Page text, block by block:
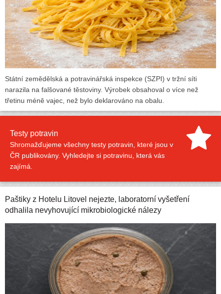
Státní zemědělská a potravinářská inspekce (SZPI) v tržní síti
narazila na falšované těstoviny. Výrobek obsahoval o více než
třetinu méně vajec, než bylo deklarováno na obalu.
Testy potravin
Shromažďujeme všechny testy potravin, které jsou v
ČR publikovány. Vyhledejte si potravinu, která vás
zajímá.
Paštiky z Hotelu Litovel nejezte, laboratorní vyšetření
odhalila nevyhovující mikrobiologické nálezy